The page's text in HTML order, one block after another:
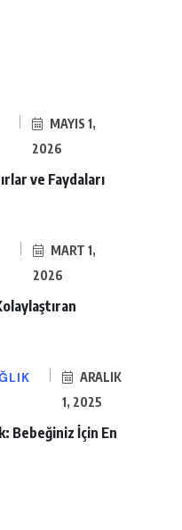
MAYIS 1,
2026
ve Faydaları
MART 1,
2026
ARALIK
1, 2025
Bebeğiniz İçin En